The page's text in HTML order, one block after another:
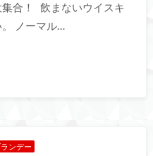
合！ 飲まないウイスキ
ノーマル…
ンデー